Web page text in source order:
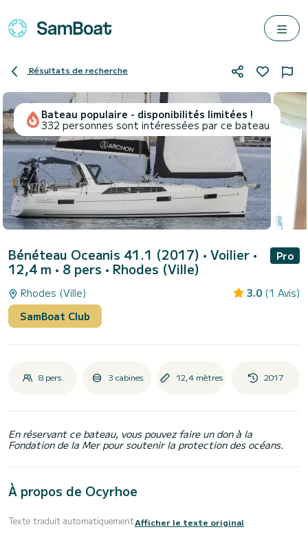
Résultats de recherche
Bateau populaire - disponibilités limitées !
332 personnes sont intéressées par ce bateau
Bénéteau Oceanis 41.1 (2017) • Voilier •
12,4 m • 8 pers • Rhodes (Ville)
Pro
Rhodes (Ville) 3.0 (1 Avis)
SamBoat Club
8 pers. 3 cabines 12,4 mètres 2017
En réservant ce bateau, vous pouvez faire un don à la
Fondation de la Mer pour soutenir la protection des océans.
À propos de Ocyrhoe
Texte traduit automatiquementAfficher le texte original